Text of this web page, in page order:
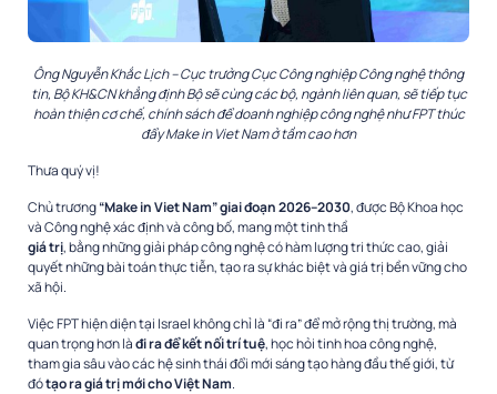
Ông Nguyễn Khắc Lịch – Cục trưởng Cục Công nghiệp Công nghệ thông
tin, Bộ KH&CN khẳng định Bộ sẽ cùng các bộ, ngành liên quan, sẽ tiếp tục
hoàn thiện cơ chế, chính sách để doanh nghiệp công nghệ như FPT thúc
đẩy Make in Viet Nam ở tầm cao hơn
Thưa quý vị!
Chủ trương“Make in Viet Nam” giai đoạn 2026–2030, được Bộ Khoa học
và Công nghệ xác định và công bố, mang một tinh thầ
giá trị, bằng những giải pháp công nghệ có hàm lượng tri thức cao, giải
quyết những bài toán thực tiễn, tạo ra sự khác biệt và giá trị bền vững cho
xã hội.
Việc FPT hiện diện tại Israel không chỉ là “đi ra” để mở rộng thị trường, mà
quan trọng hơn làđi ra để kết nối trí tuệ, học hỏi tinh hoa công nghệ,
tham gia sâu vào các hệ sinh thái đổi mới sáng tạo hàng đầu thế giới, từ
đótạo ra giá trị mới cho Việt Nam.